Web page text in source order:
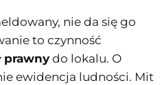
nie da się go
to czynność
prawnydo lokalu. O
ewidencja ludności. Mit